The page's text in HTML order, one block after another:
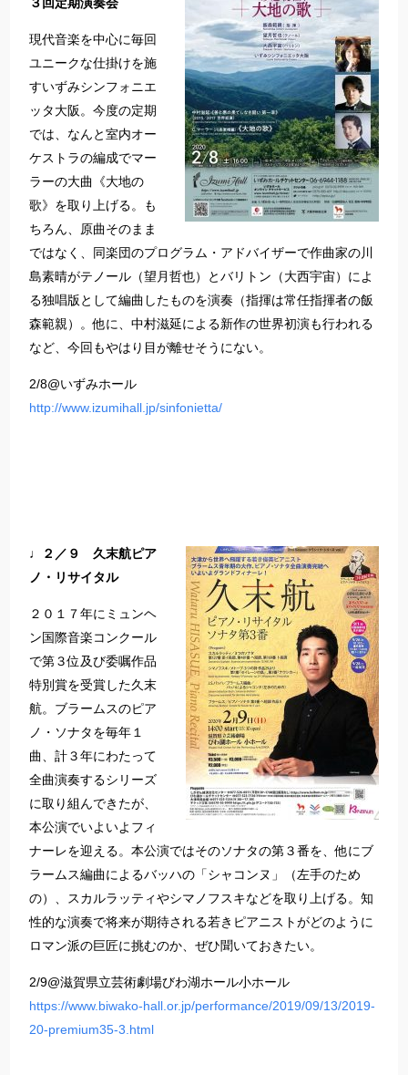
３回定期演奏会
現代音楽を中心に毎回
ユニークな仕掛けを施
すいずみシンフォニエ
ッタ大阪。今度の定期
では、なんと室内オー
ケストラの編成でマー
ラーの大曲《大地の
歌》を取り上げる。も
ちろん、原曲そのまま
ではなく、同楽団のプログラム・アドバイザーで作曲家の川
島素晴がテノール（望月哲也）とバリトン（大西宇宙）によ
る独唱版として編曲したものを演奏（指揮は常任指揮者の飯
森範親）。他に、中村滋延による新作の世界初演も行われる
など、今回もやはり目が離せそうにない。
2/8@いずみホール
http://www.izumihall.jp/sinfonietta/
♩２／９ 久末航ピア
ノ・リサイタル
２０１７年にミュンヘ
ン国際音楽コンクール
で第３位及び委嘱作品
特別賞を受賞した久末
航。ブラームスのピア
ノ・ソナタを毎年１
曲、計３年にわたって
全曲演奏するシリーズ
に取り組んできたが、
本公演でいよいよフィ
ナーレを迎える。本公演ではそのソナタの第３番を、他にブ
ラームス編曲によるバッハの「シャコンヌ」（左手のため
の）、スカルラッティやシマノフスキなどを取り上げる。知
性的な演奏で将来が期待される若きピアニストがどのように
ロマン派の巨匠に挑むのか、ぜひ聞いておきたい。
2/9@滋賀県立芸術劇場びわ湖ホール小ホール
https://www.biwako-hall.or.jp/performance/2019/09/13/2019-
20-premium35-3.html